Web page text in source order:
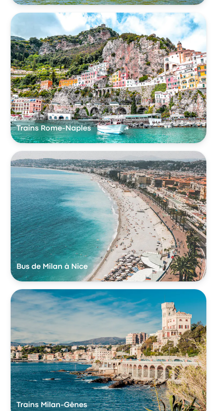
Trains Rome-Naples
Bus de Milan à Nice
Trains Milan-Gênes